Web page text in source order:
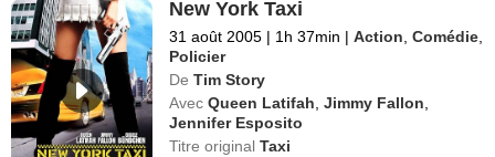
New York Taxi
31 août 2005 | 1h 37min | Action ,Comédie
Policier
De Tim Story
Avec Queen Latifah ,Jimmy Fallon
Jennifer Esposito
Titre originalTaxi